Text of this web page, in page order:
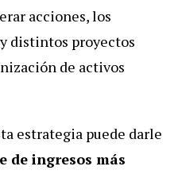
acciones, los
distintos proyectos
de activos
estrategia puede darle
de ingresos más